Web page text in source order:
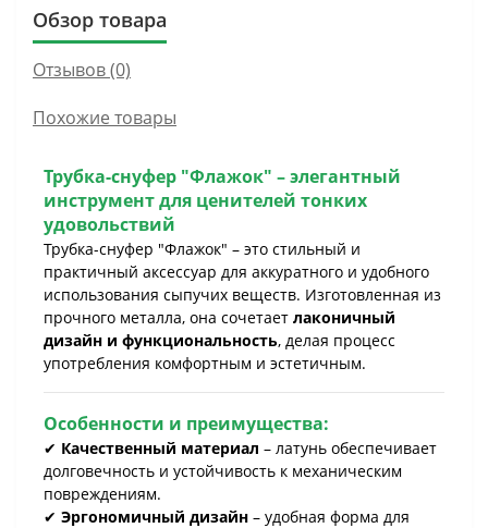
Обзор товара
Отзывов (0)
Похожие товары
Трубка-снуфер "Флажок" – элегантный
инструмент для ценителей тонких
удовольствий
Трубка-снуфер "Флажок" – это стильный и
практичный аксессуар для аккуратного и удобного
использования сыпучих веществ. Изготовленная из
прочного металла, она сочетает лаконичный
дизайн и функциональность, делая процесс
употребления комфортным и эстетичным.
Особенности и преимущества:
✔ Качественный материал – латунь обеспечивает
долговечность и устойчивость к механическим
повреждениям.
✔ Эргономичный дизайн – удобная форма для